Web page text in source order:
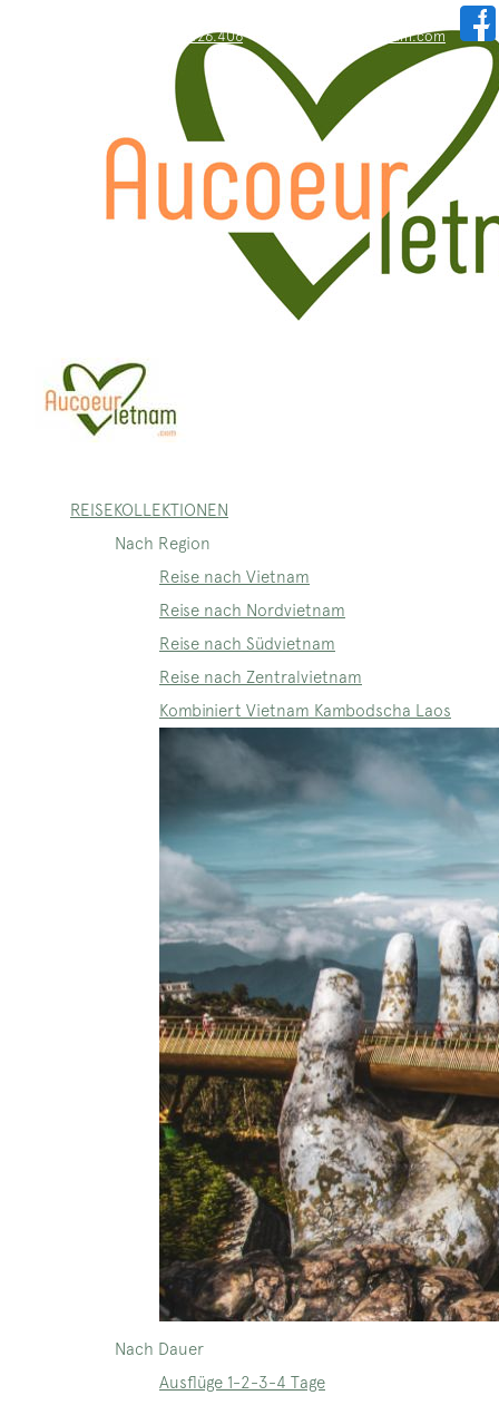
WhatsApp: +84.909.426.406 hallo@aucoeurvietnam.com
REISEKOLLEKTIONEN
Nach Region
Reise nach Vietnam
Reise nach Nordvietnam
Reise nach Südvietnam
Reise nach Zentralvietnam
Kombiniert Vietnam Kambodscha Laos
Nach Dauer
Ausflüge 1-2-3-4 Tage